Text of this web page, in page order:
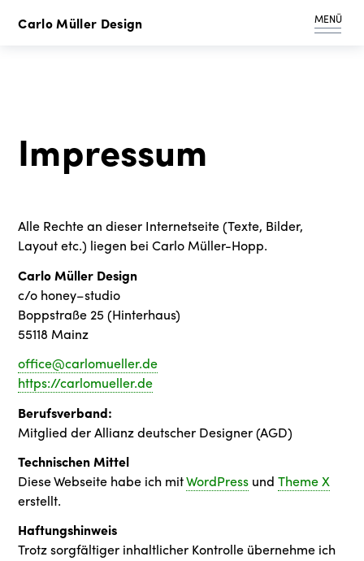
Carlo Müller Design MENÜ
Impressum
Alle Rechte an dieser Internetseite (Texte, Bilder,
Layout etc.) liegen bei Carlo Müller-Hopp.
Carlo Müller Design
c/o honey–studio
Boppstraße 25 (Hinterhaus)
55118 Mainz
office@carlomueller.de
https://carlomueller.de
Berufsverband:
Mitglied der Allianz deutscher Designer (AGD)
Technischen Mittel
Diese Webseite habe ich mitWordPress undTheme X
erstellt.
Haftungshinweis
Trotz sorgfältiger inhaltlicher Kontrolle übernehme ich